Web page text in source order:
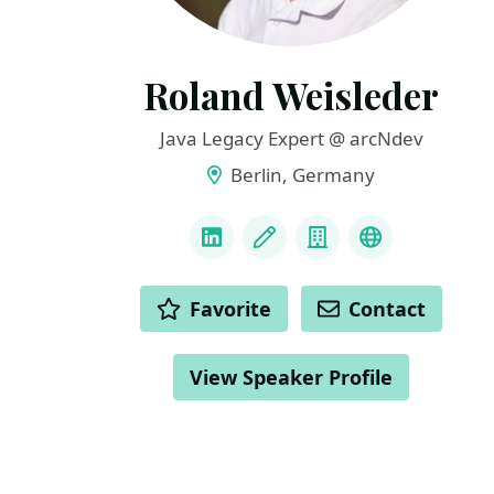
Roland Weisleder
Java Legacy Expert @ arcNdev
Berlin, Germany
LinkedInBlog CompanyBluesky
ACTIONS Favorite Contact
View Speaker Profile